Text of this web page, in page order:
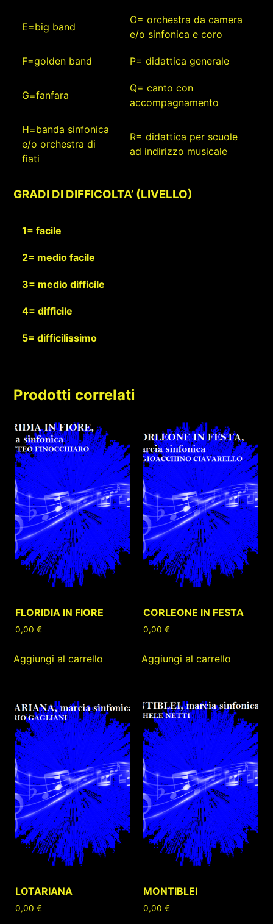
E=big band
O= orchestra da camera
e/o sinfonica e coro
F=golden band P= didattica generale
G=fanfara
Q= canto con
accompagnamento
H=banda sinfonica
e/o orchestra di
fiati
R= didattica per scuole
ad indirizzo musicale
GRADI DI DIFFICOLTA’ (LIVELLO)
1= facile
2= medio facile
3= medio difficile
4= difficile
5= difficilissimo
Prodotti correlati
FLORIDIA IN FIORE
0,00€
Aggiungi al carrello
CORLEONE IN FESTA
0,00€
Aggiungi al carrello
LOTARIANA
0,00€
MONTIBLEI
0,00€